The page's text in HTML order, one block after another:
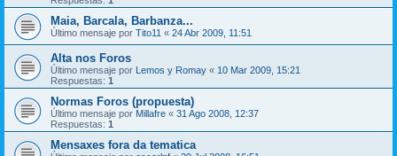
Maia, Barcala, Barbanza...
Último mensaje por Tito11 « 24 Abr 2009, 11:51
Alta nos Foros
Último mensaje por Lemos y Romay « 10 Mar 2009, 15:21
Respuestas: 1
Normas Foros (propuesta)
Último mensaje por Millafre « 31 Ago 2008, 12:37
Respuestas: 1
Mensaxes fora da tematica